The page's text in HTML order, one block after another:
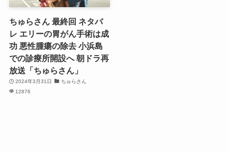
ちゅらさん 最終回 ネタバ
レ エリーの胃がん手術は成
功 悪性腫瘍の除去 小浜島
での診療所開設へ 朝ドラ再
放送「ちゅらさん」
2024年3月31日
ちゅらさん
12876